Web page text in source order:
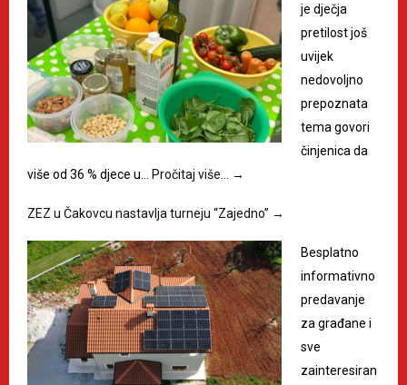
je dječja
pretilost još
uvijek
nedovoljno
prepoznata
tema govori
činjenica da
više od 36 % djece u…
Pročitaj više… →
ZEZ u Čakovcu nastavlja turneju “Zajedno” →
Besplatno
informativno
predavanje
za građane i
sve
zainteresiran